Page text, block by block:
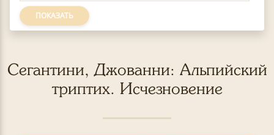
ПОКАЗАТЬ
Сегантини, Джованни: Альпийский
триптих. Исчезновение